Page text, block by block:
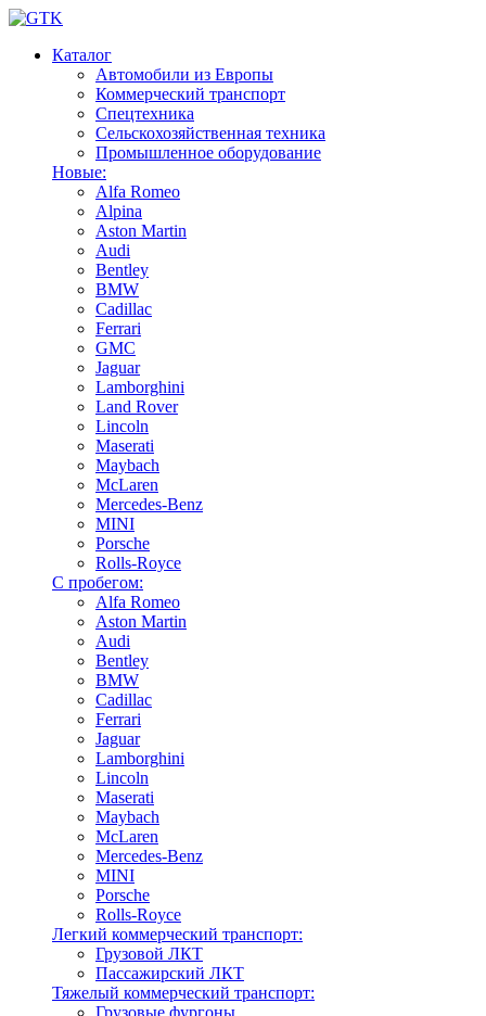
Каталог
Автомобили из Европы
Коммерческий транспорт
Спецтехника
Сельскохозяйственная техника
Промышленное оборудование
Новые:
Alfa Romeo
Alpina
Aston Martin
Audi
Bentley
BMW
Cadillac
Ferrari
GMC
Jaguar
Lamborghini
Land Rover
Lincoln
Maserati
Maybach
McLaren
Mercedes-Benz
MINI
Porsche
Rolls-Royce
С пробегом:
Alfa Romeo
Aston Martin
Audi
Bentley
BMW
Cadillac
Ferrari
Jaguar
Lamborghini
Lincoln
Maserati
Maybach
McLaren
Mercedes-Benz
MINI
Porsche
Rolls-Royce
Легкий коммерческий транспорт:
Грузовой ЛКТ
Пассажирский ЛКТ
Тяжелый коммерческий транспорт:
Грузовые фургоны